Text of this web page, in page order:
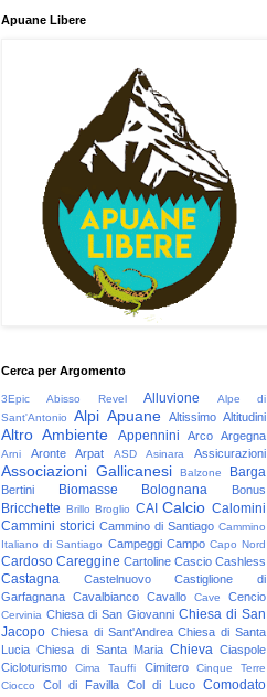
Apuane Libere
Cerca per Argomento
3Epic Abisso Revel Alluvione
Alpe di
Sant'Antonio
Alpi Apuane Altissimo Altitudini
Altro Ambiente Appennini Arco Argegna
Arni Aronte Arpat ASD Asinara Assicurazioni
Associazioni Gallicanesi Balzone Barga
Bertini Biomasse Bolognana Bonus
Bricchette Brillo Broglio CAI Calcio Calomini
Cammini storici Cammino di Santiago Cammino
Italiano di Santiago Campeggi Campo Capo Nord
Cardoso Careggine Cartoline Cascio Cashless
Castagna Castelnuovo
Castiglione di
Garfagnana Cavalbianco Cavallo Cave Cencio
Cervinia Chiesa di San Giovanni Chiesa di San
Jacopo Chiesa di Sant'Andrea Chiesa di Santa
Lucia Chiesa di Santa Maria Chieva Ciaspole
Cicloturismo
Cima Tauffi Cimitero
Cinque Terre
Ciocco
Col di Favilla Col di Luco Comodato